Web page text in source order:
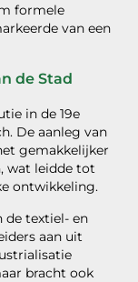
formele
van een
de Stad
in de 19e
De aanleg van
gemakkelijker
wat leidde tot
ontwikkeling.
de textiel- en
aan uit
bracht ook